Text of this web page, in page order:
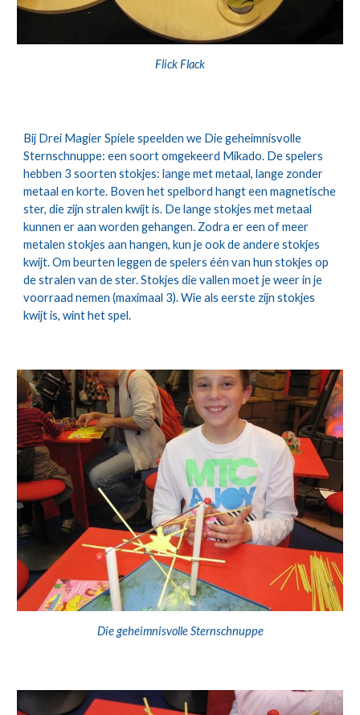
Flick Flack
Bij Drei Magier Spiele speelden we Die geheimnisvolle
Sternschnuppe: een soort omgekeerd Mikado. De spelers
hebben 3 soorten stokjes: lange met metaal, lange zonder
metaal en korte. Boven het spelbord hangt een magnetische
ster, die zijn stralen kwijt is. De lange stokjes met metaal
kunnen er aan worden gehangen. Zodra er een of meer
metalen stokjes aan hangen, kun je ook de andere stokjes
kwijt. Om beurten leggen de spelers één van hun stokjes op
de stralen van de ster. Stokjes die vallen moet je weer in je
voorraad nemen (maximaal 3). Wie als eerste zijn stokjes
kwijt is, wint het spel.
Die geheimnisvolle Sternschnuppe